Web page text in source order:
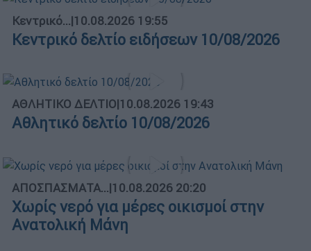
Κεντρικό...|10.08.2026 19:55
Κεντρικό δελτίο ειδήσεων 10/08/2026
ΑΘΛΗΤΙΚΟ ΔΕΛΤΙΟ|10.08.2026 19:43
Αθλητικό δελτίο 10/08/2026
ΑΠΟΣΠΑΣΜΑΤΑ...|10.08.2026 20:20
Χωρίς νερό για μέρες οικισμοί στην
Ανατολική Μάνη